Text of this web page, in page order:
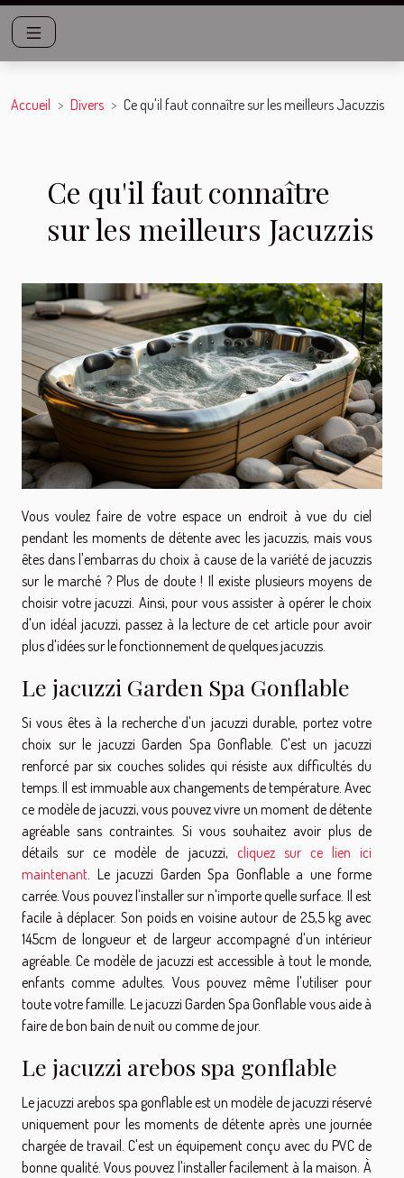
Accueil Divers Ce qu'il faut connaître sur les meilleurs Jacuzzis
Ce qu'il faut connaître
sur les meilleurs Jacuzzis
Vous voulez faire de votre espace un endroit à vue du ciel
pendant les moments de détente avec les jacuzzis, mais vous
êtes dans l'embarras du choix à cause de la variété de jacuzzis
sur le marché ? Plus de doute ! Il existe plusieurs moyens de
choisir votre jacuzzi. Ainsi, pour vous assister à opérer le choix
d'un idéal jacuzzi, passez à la lecture de cet article pour avoir
plus d'idées sur le fonctionnement de quelques jacuzzis.
Le jacuzzi Garden Spa Gonflable
Si vous êtes à la recherche d'un jacuzzi durable, portez votre
choix sur le jacuzzi Garden Spa Gonflable. C'est un jacuzzi
renforcé par six couches solides qui résiste aux difficultés du
temps. Il est immuable aux changements de température. Avec
ce modèle de jacuzzi, vous pouvez vivre un moment de détente
agréable sans contraintes. Si vous souhaitez avoir plus de
détails sur ce modèle de jacuzzi, cliquez sur ce lien ici
maintenant . Le jacuzzi Garden Spa Gonflable a une forme
carrée. Vous pouvez l'installer sur n'importe quelle surface. Il est
facile à déplacer. Son poids en voisine autour de 25,5 kg avec
145cm de longueur et de largeur accompagné d'un intérieur
agréable. Ce modèle de jacuzzi est accessible à tout le monde,
enfants comme adultes. Vous pouvez même l'utiliser pour
toute votre famille. Le jacuzzi Garden Spa Gonflable vous aide à
faire de bon bain de nuit ou comme de jour.
Le jacuzzi arebos spa gonflable
Le jacuzzi arebos spa gonflable est un modèle de jacuzzi réservé
uniquement pour les moments de détente après une journée
chargée de travail. C'est un équipement conçu avec du PVC de
bonne qualité. Vous pouvez l'installer facilement à la maison. À